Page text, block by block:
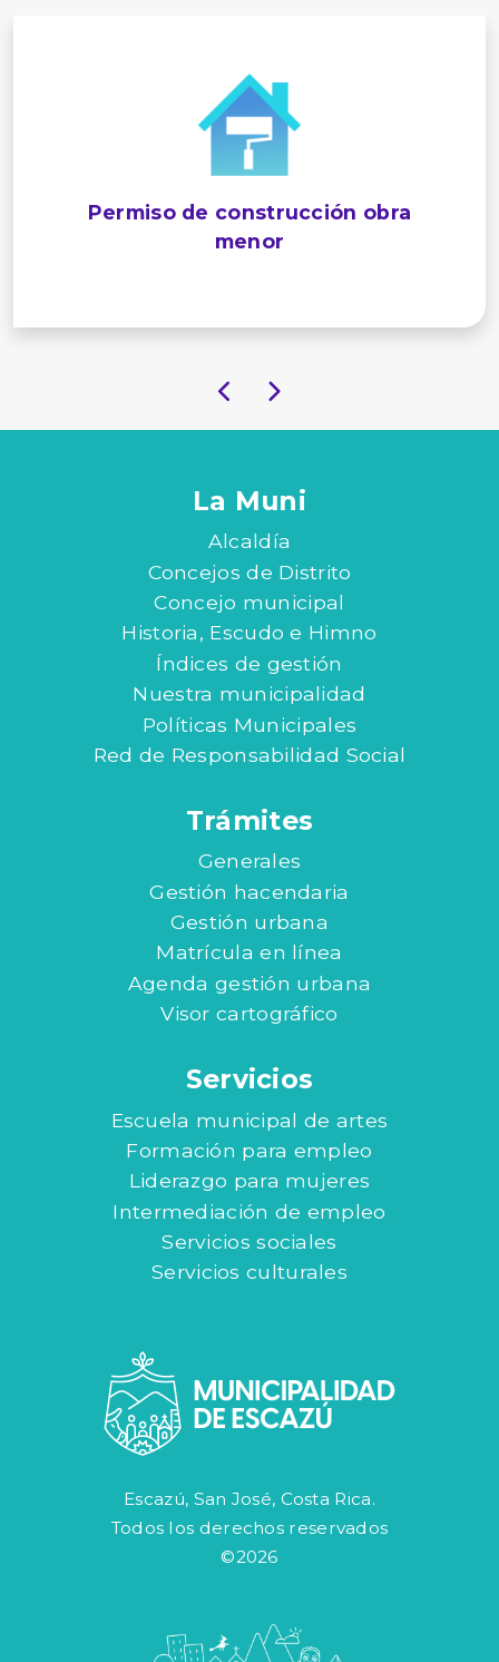
Permiso de construcción obra
menor
La Muni
Alcaldía
Concejos de Distrito
Concejo municipal
Historia, Escudo e Himno
Índices de gestión
Nuestra municipalidad
Políticas Municipales
Red de Responsabilidad Social
Trámites
Generales
Gestión hacendaria
Gestión urbana
Matrícula en línea
Agenda gestión urbana
Visor cartográfico
Servicios
Escuela municipal de artes
Formación para empleo
Liderazgo para mujeres
Intermediación de empleo
Servicios sociales
Servicios culturales
Escazú, San José, Costa Rica.
Todos los derechos reservados
©2026